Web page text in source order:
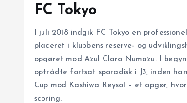
FC Tokyo
I juli 2018 indgik FC Tokyo en
placeret i klubbens reserve- og
opgøret mod Azul Claro Numazu. I
optrådte fortsat sporadisk i J3, inden
Cup mod Kashiwa Reysol – et opgør,
scoring.